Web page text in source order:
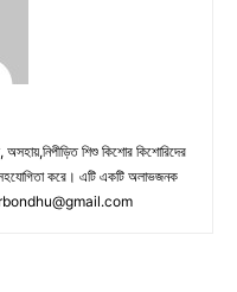
শিশু কিশোর কিশোরিদের
সহযোগিতা করে। এটি একটি অলাভজনক